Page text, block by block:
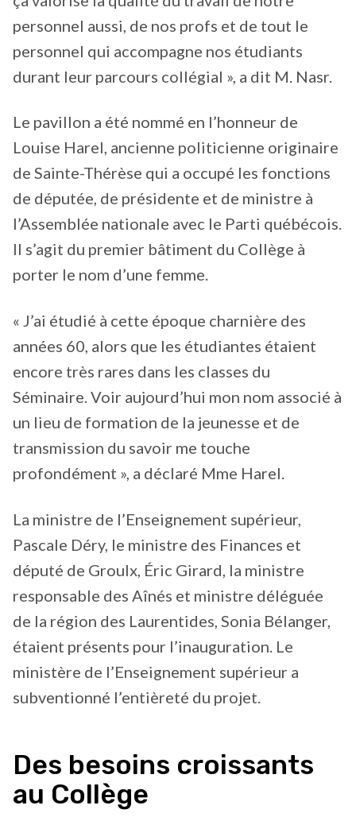
personnel aussi, de nos profs et de tout le
personnel qui accompagne nos étudiants
durant leur parcours collégial », a dit M. Nasr.
Le pavillon a été nommé en l’honneur de
Louise Harel, ancienne politicienne originaire
de Sainte-Thérèse qui a occupé les fonctions
de députée, de présidente et de ministre à
l’Assemblée nationale avec le Parti québécois.
Il s’agit du premier bâtiment du Collège à
porter le nom d’une femme.
« J’ai étudié à cette époque charnière des
années 60, alors que les étudiantes étaient
encore très rares dans les classes du
Séminaire. Voir aujourd’hui mon nom associé à
un lieu de formation de la jeunesse et de
transmission du savoir me touche
profondément », a déclaré Mme Harel.
La ministre de l’Enseignement supérieur,
Pascale Déry, le ministre des Finances et
député de Groulx, Éric Girard, la ministre
responsable des Aînés et ministre déléguée
de la région des Laurentides, Sonia Bélanger,
étaient présents pour l’inauguration. Le
ministère de l’Enseignement supérieur a
subventionné l’entièreté du projet.
Des besoins croissants
au Collège